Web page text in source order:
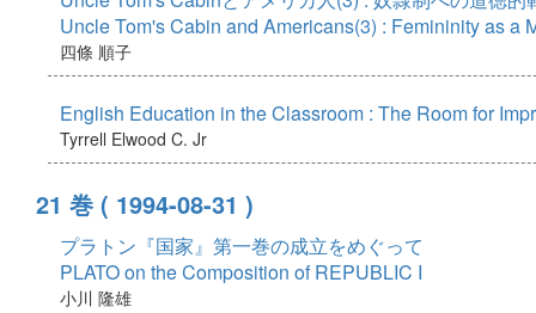
Uncle Tom's Cabin and Americans(3) : Femininity as a
四條 順子
English Education in the Classroom : The Room for
Tyrrell Elwood C. Jr
21 巻 ( 1994-08-31 )
プラトン『国家』第一巻の成立をめぐって
PLATO on the Composition of REPUBLIC I
小川 隆雄